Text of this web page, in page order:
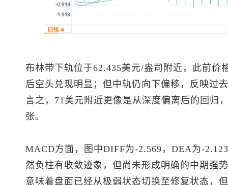
布林带下轨位于62.435美元/盎司附近，此前价
后空头兑现明显；但中轨仍向下偏移，反映过
言之，71美元附近更像是从深度偏离后的回归
张。
MACD方面，图中DIFF为-2.569，DEA为-
然负柱有收敛迹象，但尚未形成明确的中期强
意味着盘面已经从极弱状态切换至修复状态，